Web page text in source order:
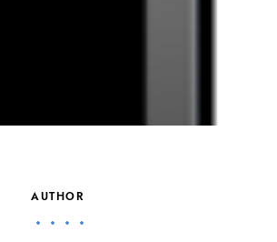
AUTHOR